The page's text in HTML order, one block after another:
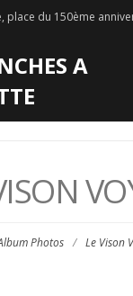
place du 150ème
A
Photos / Le Vison